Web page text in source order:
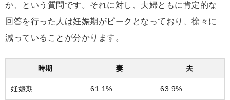
か、という質問です。それに対し、夫婦ともに肯定的な
回答を行った人は妊娠期がピークとなっており、徐々に
減っていることが分かります。
時期 妻 夫
妊娠期 61.1% 63.9%